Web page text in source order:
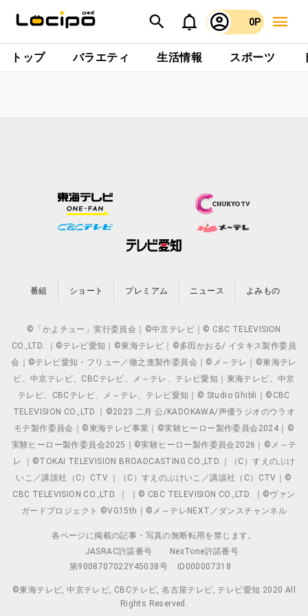
0P
トップ バラエティ 生活情報 スポーツ
番組 ショート プレミアム ニュース よみもの
©「かよチュー」実行委員会｜©中京テレビ｜© CBC TELEVISION
CO.,LTD. ｜©テレビ愛知｜©東海テレビ｜©多田かおる/ イタキス製作委員
会｜©テレビ愛知・フリュー／徹之進製作委員会｜©メ～テレ｜©東海テレ
ビ、中京テレビ、CBCテレビ、メ～テレ、テレビ愛知｜東海テレビ、中京
テレビ、CBCテレビ、メ～テレ、テレビ愛知｜© Studio Ghibli｜©CBC
TELEVISION CO.,LTD.｜©2023 二月 公/KADOKAWA/声優ラジオのウラオ
モテ製作委員会｜©東海テレビ事業｜©実験ヒーロー製作委員会2024｜©
実験ヒーロー製作委員会2025｜©実験ヒーロー製作委員会2026｜©メ～テ
レ ｜©TOKAI TELEVISION BROADCASTING CO.,LTD.｜（C）すえのぶけ
いこ／講談社（C）CTV ｜（C）すえのぶけいこ／講談社（C）CTV｜©
CBC TELEVISION CO.,LTD. ｜ ｜© CBC TELEVISION CO.,LTD. ｜©ヴァン
ガードプロジェクト ©VG15th｜©メ～テレNEXT／ダンスチャンネル
各ページに掲載の記事・写真の無断転用を禁じます。
JASRAC許諾番号
NexTone許諾番号
第9008707022Y45038号
ID000007318
©東海テレビ, 中京テレビ, CBCテレビ, 名古屋テレビ, テレビ愛知 2020 All
Rights Reserved.